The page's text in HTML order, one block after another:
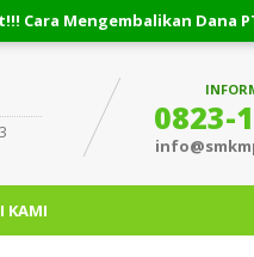
Dana PT
Easycash
0823-
KAMI